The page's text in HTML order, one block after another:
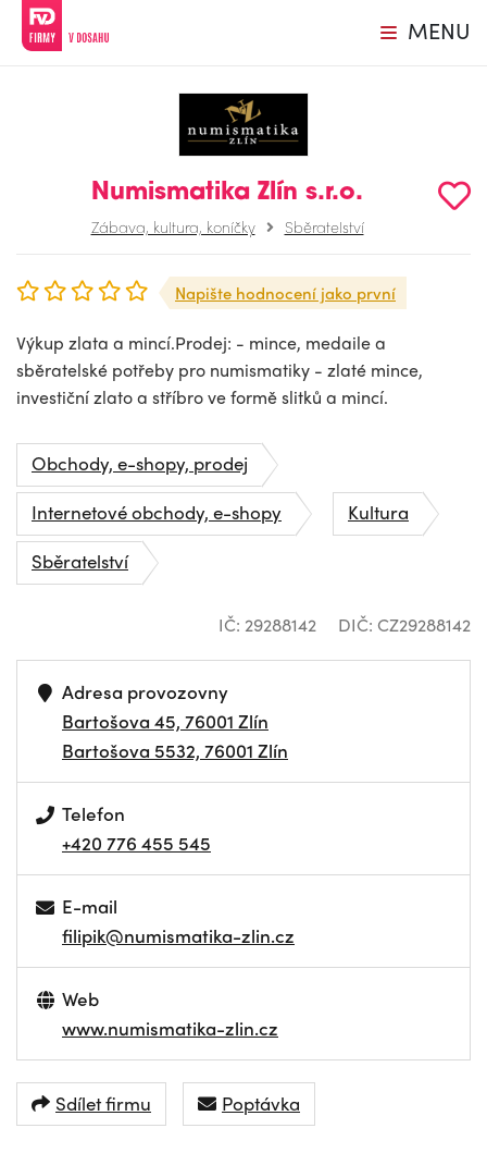
MENU
Numismatika Zlín s.r.o.
Zábava, kultura, koníčky Sběratelství
Napište hodnocení jako první
Výkup zlata a mincí.Prodej: - mince, medaile a
sběratelské potřeby pro numismatiky - zlaté mince,
investiční zlato a stříbro ve formě slitků a mincí.
Obchody, e-shopy, prodej
Internetové obchody, e-shopy
Kultura
Sběratelství
IČ: 29288142 DIČ: CZ29288142
Adresa provozovny
Bartošova 45, 76001 Zlín
Bartošova 5532, 76001 Zlín
Telefon
+420 776 455 545
E-mail
filipik@numismatika-zlin.cz
Web
www.numismatika-zlin.cz
Sdílet firmu Poptávka